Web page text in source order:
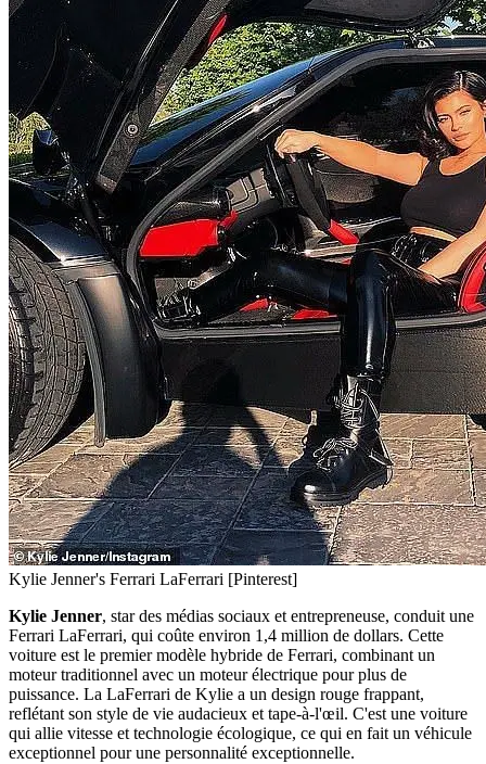
Kylie Jenner's Ferrari LaFerrari [Pinterest]
Kylie Jenner, star des médias sociaux et entrepreneuse, conduit une
Ferrari LaFerrari, qui coûte environ 1,4 million de dollars. Cette
voiture est le premier modèle hybride de Ferrari, combinant un
moteur traditionnel avec un moteur électrique pour plus de
puissance. La LaFerrari de Kylie a un design rouge frappant,
reflétant son style de vie audacieux et tape-à-l'œil. C'est une voiture
qui allie vitesse et technologie écologique, ce qui en fait un véhicule
exceptionnel pour une personnalité exceptionnelle.